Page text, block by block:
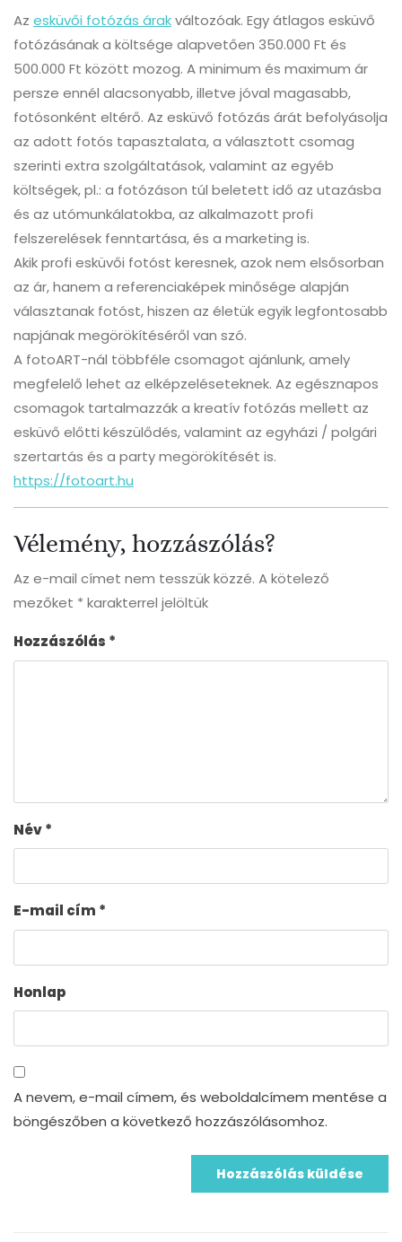
Az esküvői fotózás árakváltozóak. Egy átlagos esküvő
fotózásának a költsége alapvetően 350.000 Ft és
500.000 Ft között mozog. A minimum és maximum ár
persze ennél alacsonyabb, illetve jóval magasabb,
fotósonként eltérő. Az esküvő fotózás árát befolyásolja
az adott fotós tapasztalata, a választott csomag
szerinti extra szolgáltatások, valamint az egyéb
költségek, pl.: a fotózáson túl beletett idő az utazásba
és az utómunkálatokba, az alkalmazott profi
felszerelések fenntartása, és a marketing is.
Akik profi esküvői fotóst keresnek, azok nem elsősorban
az ár, hanem a referenciaképek minősége alapján
választanak fotóst, hiszen az életük egyik legfontosabb
napjának megörökítéséről van szó.
A fotoART-nál többféle csomagot ajánlunk, amely
megfelelő lehet az elképzeléseteknek. Az egésznapos
csomagok tartalmazzák a kreatív fotózás mellett az
esküvő előtti készülődés, valamint az egyházi / polgári
szertartás és a party megörökítését is.
https://fotoart.hu
Vélemény, hozzászólás?
Az e-mail címet nem tesszük közzé. A kötelező
mezőket * karakterrel jelöltük
Hozzászólás *
Név*
E-mail cím *
Honlap
A nevem, e-mail címem, és weboldalcímem mentése a
böngészőben a következő hozzászólásomhoz.